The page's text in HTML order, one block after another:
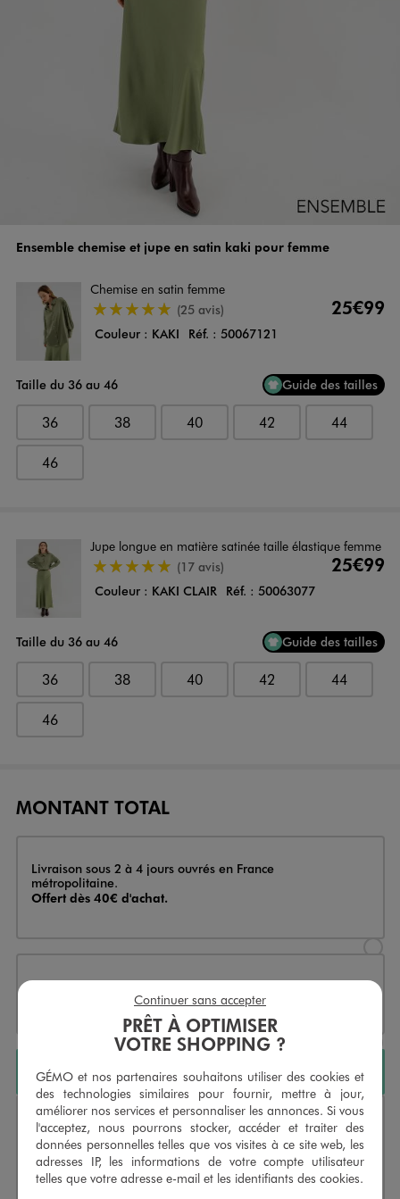
Ensemble chemise et jupe en satin kaki pour femme
Chemise en satin femme
25€99
5/5 de moyenne(25 avis)
Couleur : KAKI Réf. : 50067121
Taille du 36 au 46 Guide des tailles
36 38 40 42 44
46
Jupe longue en matière satinée taille élastique femme
25€99
5/5 de moyenne(17 avis)
Couleur : KAKI CLAIR Réf. : 50063077
Taille du 36 au 46 Guide des tailles
36 38 40 42 44
46
MONTANT TOTAL
Livraison
Livraison sous 2 à 4 jours ouvrés en France
métropolitaine.
Offert dès 40€ d'achat.
Click & Collect ou réservation en 4h
Sélectionner l’option de
AJOUTER AU PANIER
Livraison
Livraison sous 2 à 4 jours ouvrés en France
métropolitaine.
Offert dès 40€ d'achat.
Indisponible
PRÊT À OPTIMISER
VOTRE SHOPPING ?
GÉMO et nos partenaires souhaitons utiliser des cookies et
des technologies similaires pour fournir, mettre à jour,
améliorer nos services et personnaliser les annonces. Si vous
l'acceptez, nous pourrons stocker, accéder et traiter des
données personnelles telles que vos visites à ce site web, les
adresses IP, les informations de votre compte utilisateur
telles que votre adresse e-mail et les identifiants des cookies.
Continuer sans accepter